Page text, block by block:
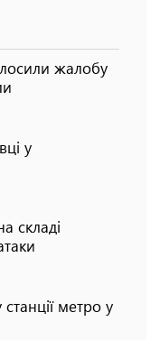
жалобу
у
складі
метро у